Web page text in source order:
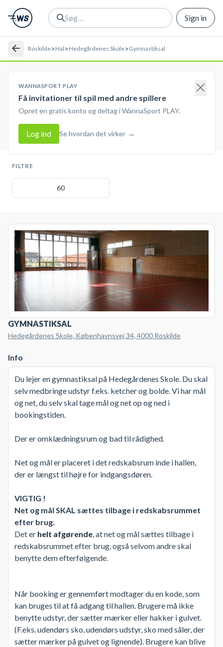
Sign in
Roskilde>Hal >Hedegårdenes Skole>Gymnastiksal
WANNASPORT PLAY
Få invitationer til spil med andre spillere
Opret en gratis konto og deltag i WannaSport PLAY.
Log ind Se hvordan det virker →
FILTRE
60
GYMNASTIKSAL
Hedegårdenes Skole, Københavnsvej 34, 4000 Roskilde
Info
Du lejer en gymnastiksal på Hedegårdenes Skole. Du skal
selv medbringe udstyr f.eks. ketcher og bolde. Vi har mål
og net, du selv skal tage mål og net op og ned i
bookingstiden.
Der er omklædningsrum og bad til rådighed.
Net og mål er placeret i det redskabsrum inde i hallen,
der er længst til højre for indgangsdøren.
VIGTIG !
Net og mål SKAL sættes tilbage i redskabsrummet
efter brug.
Det er helt afgørende, at net og mål sættes tilbage i
redskabsrummet efter brug, også selvom andre skal
benytte dem efterfølgende.
Når booking er gennemført modtager du en kode, som
kan bruges til at få adgang til hallen. Brugere må ikke
benytte udstyr, der sætter mærker eller hakker i gulvet.
(F.eks. udendørs sko, udendørs udstyr, sko med såler, der
sætter mærker på gulvet og lignende). Brugere kan blive